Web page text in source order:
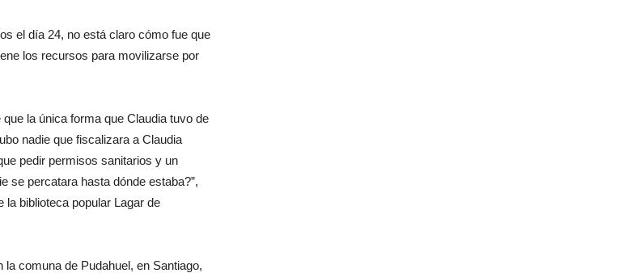
el día 24, no está claro cómo fue que
los recursos para movilizarse por
la única forma que Claudia tuvo de
nadie que fiscalizara a Claudia
pedir permisos sanitarios y un
se percatara hasta dónde estaba?”,
biblioteca popular Lagar de
comuna de Pudahuel, en Santiago,